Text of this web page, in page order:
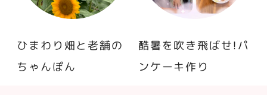
ひまわり畑と老舗の
ちゃんぽん
酷暑を吹き飛ばせ！パ
ンケーキ作り